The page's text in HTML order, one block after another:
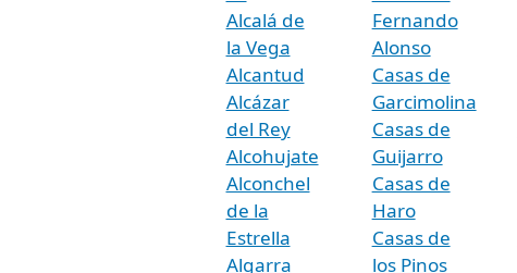
Alcalá de
la Vega
Alcantud
Alcázar
del Rey
Alcohujate
Alconchel
de la
Estrella
Algarra
Fernando
Alonso
Casas de
Garcimolina
Casas de
Guijarro
Casas de
Haro
Casas de
los Pinos